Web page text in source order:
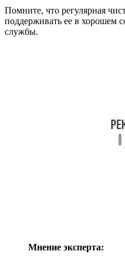
Помните, что регулярная
поддерживать ее в хорошем
службы.
Мнение эксперта: